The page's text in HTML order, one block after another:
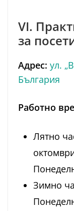
VI.
за
Адрес: ул.
България
Работно
Лятно
Зимно